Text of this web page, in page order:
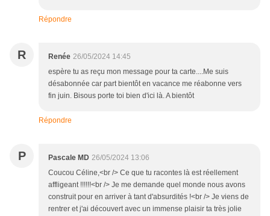
Répondre
R Renée 26/05/2024 14:45
espère tu as reçu mon message pour ta carte....Me suis
désabonnée car part bientôt en vacance me réabonne vers
fin juin. Bisous porte toi bien d'ici là. A bientôt
Répondre
P Pascale MD 26/05/2024 13:06
Coucou Céline,<br /> Ce que tu racontes là est réellement
affligeant !!!!!!<br /> Je me demande quel monde nous avons
construit pour en arriver à tant d'absurdités !<br /> Je viens de
rentrer et j'ai découvert avec un immense plaisir ta très jolie